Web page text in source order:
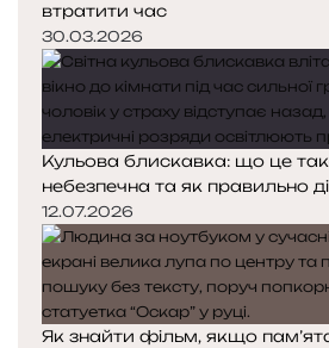
втратити час
30.03.2026
Кульова блискавка: що це
небезпечна та як правильно
12.07.2026
Як знайти фільм, якщо